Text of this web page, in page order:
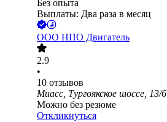
Без опыта
Выплаты: Два раза в месяц
ООО НПО Двигатель
2.9
•
10 отзывов
Миасс, Тургоякское шоссе, 13/6
Можно без резюме
Откликнуться